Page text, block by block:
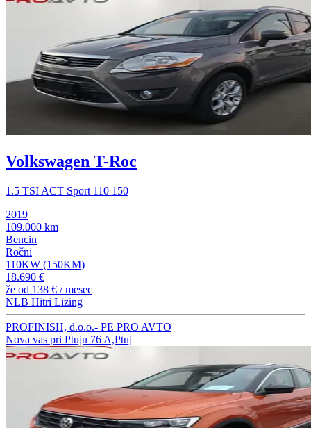
Volkswagen T-Roc
1.5 TSI ACT Sport 110 150
2019
109.000 km
Bencin
Ročni
110KW (150KM)
18.690 €
že od 138 € / mesec
NLB Hitri Lizing
PROFINISH, d.o.o.- PE PRO AVTO
Nova vas pri Ptuju 76 A,Ptuj